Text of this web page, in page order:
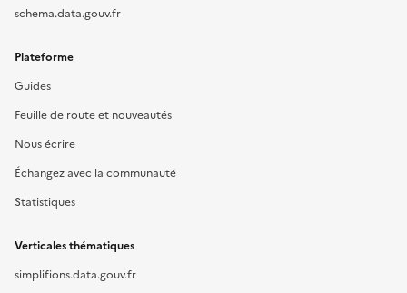
schema.data.gouv.fr
Plateforme
Guides
Feuille de route et nouveautés
Nous écrire
Échangez avec la communauté
Statistiques
Verticales thématiques
simplifions.data.gouv.fr